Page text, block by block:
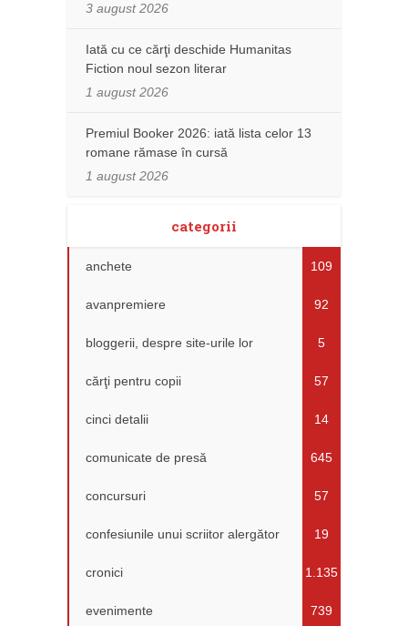
3 august 2026
Iată cu ce cărţi deschide Humanitas
Fiction noul sezon literar
1 august 2026
Premiul Booker 2026: iată lista celor 13
romane rămase în cursă
1 august 2026
categorii
anchete 109
avanpremiere 92
bloggerii, despre site-urile lor 5
cărţi pentru copii 57
cinci detalii 14
comunicate de presă 645
concursuri 57
confesiunile unui scriitor alergător 19
cronici 1.135
evenimente 739